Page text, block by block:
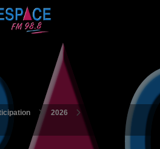
2026